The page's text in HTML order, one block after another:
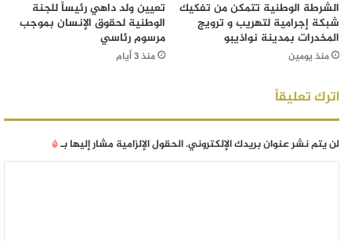
الشرطة الوطنية تتمكن من تفكيك
شبكة إجرامية لتهريب و ترويج
المخدرات بمدينة نواذيبو
منذ يومين
تعيين ولد داهي رئيساً للجنة
الوطنية لحقوق الإنسان بموجب
مرسوم رئاسي
منذ 3 أيام
اترك تعليقاً
لن يتم نشر عنوان بريدك الإلكتروني.الحقول الإلزامية مشار إليها بـ*